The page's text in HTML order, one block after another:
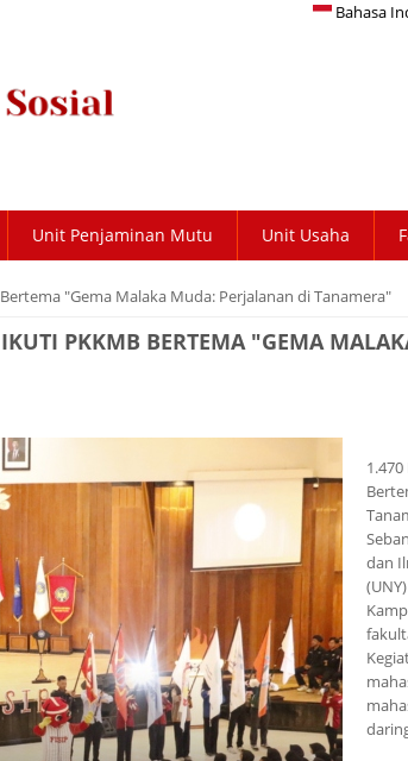
Bahasa
Unit Penjaminan Mutu Unit Usaha
"Gema Malaka Muda: Perjalanan di Tanamera"
PKKMB BERTEMA "GEMA
dan